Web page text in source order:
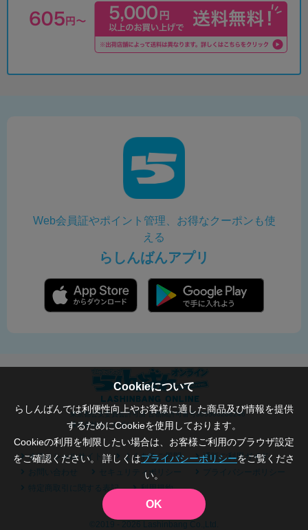
Web会員証やポイント管理、お得なクーポンも使
える
らしんばんアプリ
東京都公安委員会許可済 古物商許可番号305500206246
株式会社らしんばん
オフィシャルサイト よくあるご質問
通販ご利用ガイド
お問い合わせ
セキュリティポリシー
プライバシーポリシー
特定商取引に関する表記
利用規約
©2019 - 2026 Lashinbang Co.,Ltd.
Cookieについて
らしんばんでは利便性向上やお客様に適した商品及び情報を提供
するためにCookieを使用しております。
Cookieの利用を制限したい場合は、お客様ご利用のブラウザ設定
をご確認ください。 詳しくはプライバシーポリシーをご覧くださ
い。
OK